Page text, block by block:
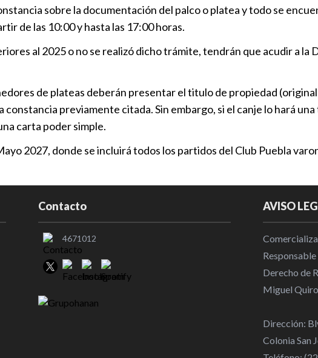
Leagues
R.
medalla
Vinicius
2032
Se
boleto a
Thiago
sobre la documentación del palco o platea y todo se
de las 10:00 y hasta las 17:00 horas.
al 2025 o no se realizó dicho trámite, tendrán que acudir a
de plateas deberán presentar el titulo de propiedad
constancia previamente citada. Sin embargo, si el canje lo hará
carta poder simple.
2027, donde se incluirá todos los partidos del Club Puebla
Contacto
4671012
AVISO
Derecho de
Miguel
Dirección:
Colonia San